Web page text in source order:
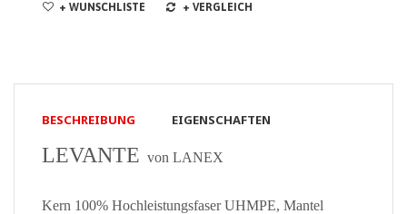
+ WUNSCHLISTE + VERGLEICH
BESCHREIBUNG EIGENSCHAFTEN
LEVANTE von LANEX
Kern 100% Hochleistungsfaser UHMPE, Mantel